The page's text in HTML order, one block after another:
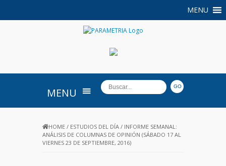
MENU
PARAMETRIA
MENU
HOME / ESTUDIOS DEL DÍA / INFORME SEMANAL:
ANÁLISIS DE COLUMNAS DE OPINIÓN (SÁBADO 17 AL
VIERNES 23 DE SEPTIEMBRE, 2016)